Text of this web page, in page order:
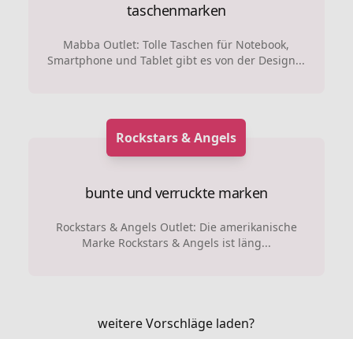
taschenmarken
Mabba Outlet: Tolle Taschen für Notebook,
Smartphone und Tablet gibt es von der Design...
Rockstars & Angels
bunte und verruckte marken
Rockstars & Angels Outlet: Die amerikanische
Marke Rockstars & Angels ist läng...
weitere Vorschläge laden?